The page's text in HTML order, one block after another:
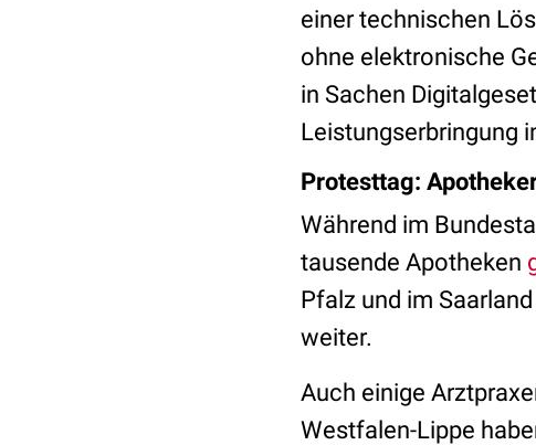
einer technischen
ohne elektronische
in Sachen
Leistungserbringung
Protesttag:
Während im
tausende Apotheken
Pfalz und im
weiter.
Auch einige
Westfalen-Lippe